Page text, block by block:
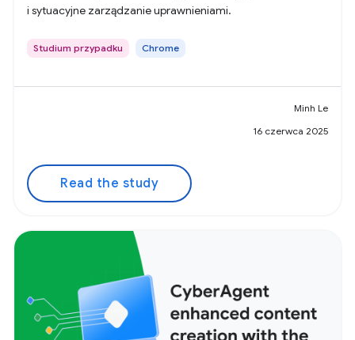
i sytuacyjne zarządzanie uprawnieniami.
Studium przypadku Chrome
Minh Le
16 czerwca 2025
Read the study